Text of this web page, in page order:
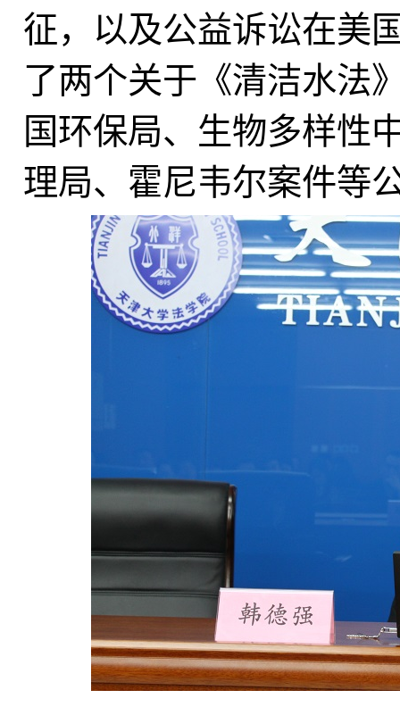
征，
以及公益诉讼在美
了两个关于《清洁水法
国环保局、 生物多样性
理局、 霍尼韦尔案件等